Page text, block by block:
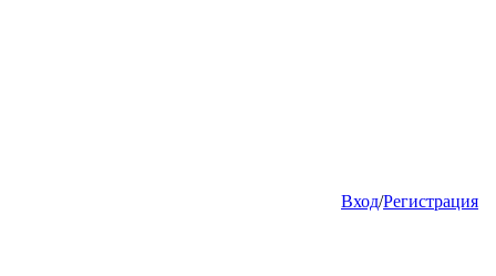
Вход/Регистрация